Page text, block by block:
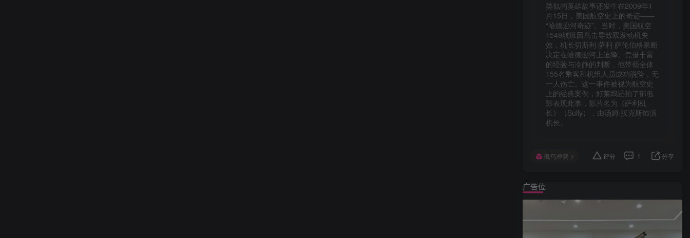
类似的英雄故事还发生在2009年1
月15日，美国航空史上的奇迹——
“哈德逊河奇迹”。当时，美国航空
1549航班因鸟击导致双发动机失
效，机长切斯利·萨利·萨伦伯格果断
决定在哈德逊河上迫降。凭借丰富
的经验与冷静的判断，他带领全体
155名乘客和机组人员成功脱险，无
一人伤亡。这一事件被视为航空史
上的经典案例，好莱坞还拍了部电
影表现此事，影片名为《萨利机
长》（Sully），由汤姆·汉克斯饰演
机长。
俄乌冲突 评分 1 分享
广告位